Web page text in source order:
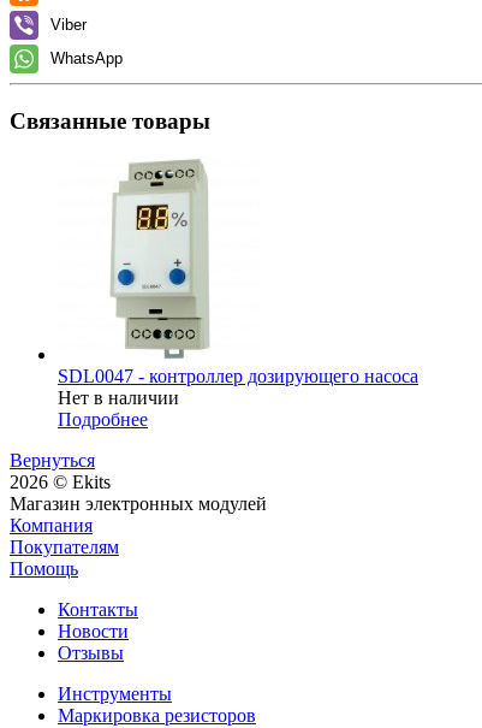
Viber
WhatsApp
Связанные товары
SDL0047 - контроллер дозирующего насоса
Нет в наличии
Подробнее
Вернуться
2026 © Ekits
Магазин электронных модулей
Компания
Покупателям
Помощь
Контакты
Новости
Отзывы
Инструменты
Маркировка резисторов